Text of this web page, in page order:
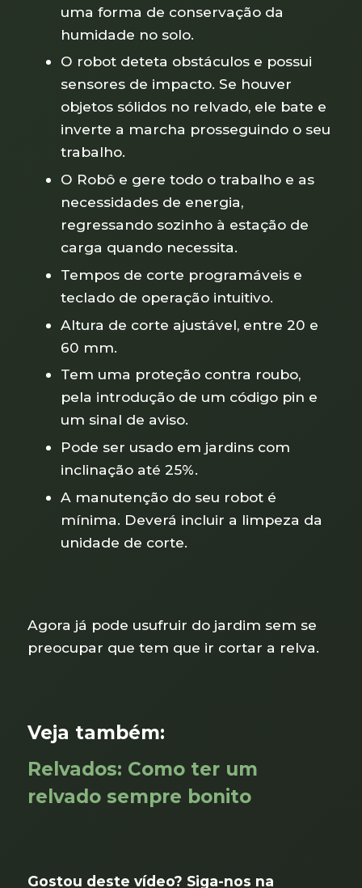
uma forma de conservação da
humidade no solo.
O robot deteta obstáculos e possui
sensores de impacto. Se houver
objetos sólidos no relvado, ele bate e
inverte a marcha prosseguindo o seu
trabalho.
O Robô e gere todo o trabalho e as
necessidades de energia,
regressando sozinho à estação de
carga quando necessita.
Tempos de corte programáveis e
teclado de operação intuitivo.
Altura de corte ajustável, entre 20 e
60 mm.
Tem uma proteção contra roubo,
pela introdução de um código pin e
um sinal de aviso.
Pode ser usado em jardins com
inclinação até 25%.
A manutenção do seu robot é
mínima. Deverá incluir a limpeza da
unidade de corte.
Agora já pode usufruir do jardim sem se
preocupar que tem que ir cortar a relva.
Veja também:
Relvados: Como ter um
relvado sempre bonito
Gostou deste vídeo? Siga-nos na